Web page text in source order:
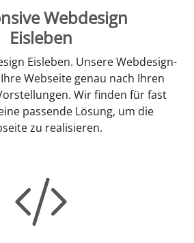
Webdesign
Eisleben
Eisleben. Unsere Webdesign-
Webseite genau nach Ihren
Wir finden für fast
passende Lösung, um die
zu realisieren.